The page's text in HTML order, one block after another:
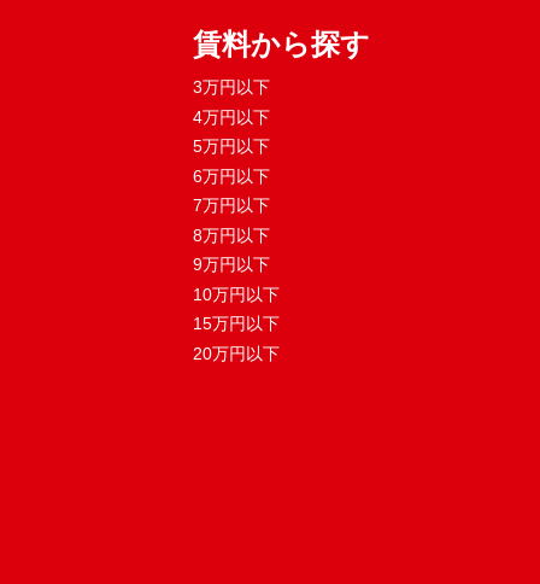
賃料から探す
3万円以下
4万円以下
5万円以下
6万円以下
7万円以下
8万円以下
9万円以下
10万円以下
15万円以下
20万円以下